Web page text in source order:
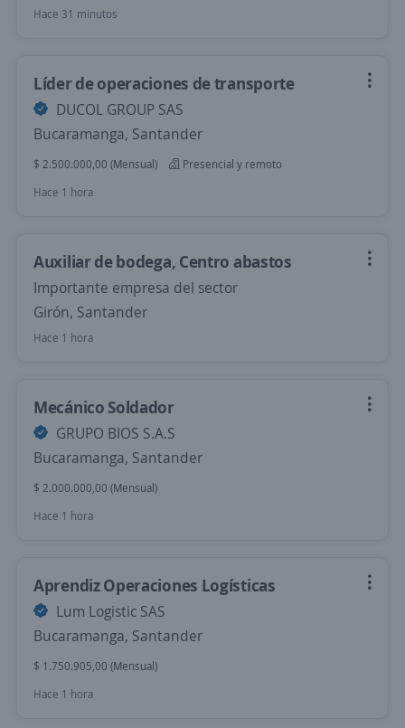
Hace 31 minutos
Líder de operaciones de transporte
DUCOL GROUP SAS
Bucaramanga, Santander
$ 2.500.000,00 (Mensual)
Presencial y remoto
Hace 1 hora
Auxiliar de bodega, Centro abastos
Importante empresa del sector
Girón, Santander
Hace 1 hora
Mecánico Soldador
GRUPO BIOS S.A.S
Bucaramanga, Santander
$ 2.000.000,00 (Mensual)
Hace 1 hora
Aprendiz Operaciones Logísticas
Lum Logistic SAS
Bucaramanga, Santander
$ 1.750.905,00 (Mensual)
Hace 1 hora